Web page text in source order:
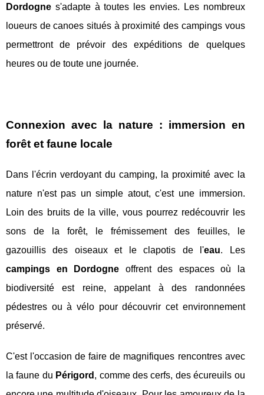
Dordogne s'adapte à toutes les envies. Les nombreux
loueurs de canoes situés à proximité des campings vous
permettront de prévoir des expéditions de quelques
heures ou de toute une journée.
Connexion avec la nature : immersion en
forêt et faune locale
Dans l'écrin verdoyant du camping, la proximité avec la
nature n'est pas un simple atout, c'est une immersion.
Loin des bruits de la ville, vous pourrez redécouvrir les
sons de la forêt, le frémissement des feuilles, le
gazouillis des oiseaux et le clapotis de l'eau. Les
campings en Dordogne offrent des espaces où la
biodiversité est reine, appelant à des randonnées
pédestres ou à vélo pour découvrir cet environnement
préservé.
C'est l'occasion de faire de magnifiques rencontres avec
la faune du Périgord , comme des cerfs, des écureuils ou